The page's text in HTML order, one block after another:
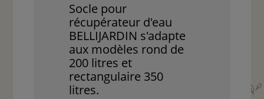
Socle pour
récupérateur d'eau
BELLIJARDIN s'adapte
aux modèles rond de
200 litres et
rectangulaire 350
litres.